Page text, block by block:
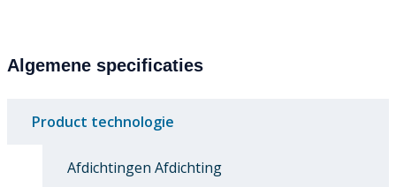
Algemene specificaties
Product technologie
Afdichtingen Afdichting